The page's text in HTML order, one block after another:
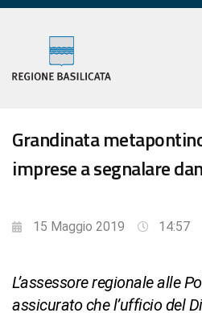
Grandinata
imprese a segnalare
15 Maggio 2019 14:57
L’assessore regionale alle
assicurato che l’ufficio del